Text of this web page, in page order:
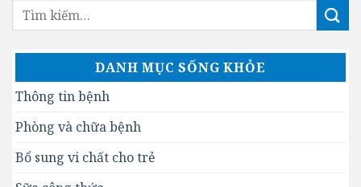
DANH MỤC SỐNG KHỎE
Thông tin bệnh
Phòng và chữa bệnh
Bổ sung vi chất cho trẻ